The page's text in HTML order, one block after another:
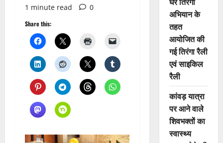
1 minute read
0
Share this:
अभियान के
तहत
आयोजित की
गई तिरंगा रैली
एवं साइकिल
रैली
कांवड़ यात्रा
पर आने वाले
शिवभक्तों का
स्वास्थ्य